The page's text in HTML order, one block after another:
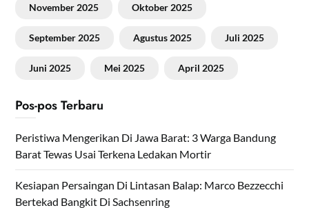
November 2025 Oktober 2025
September 2025 Agustus 2025 Juli 2025
Juni 2025 Mei 2025 April 2025
Pos-pos Terbaru
Peristiwa Mengerikan Di Jawa Barat: 3 Warga Bandung
Barat Tewas Usai Terkena Ledakan Mortir
Kesiapan Persaingan Di Lintasan Balap: Marco Bezzecchi
Bertekad Bangkit Di Sachsenring